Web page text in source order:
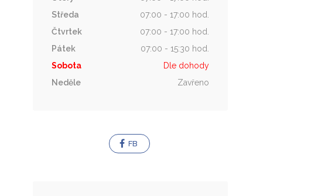
Středa
07:00 - 17:00 hod.
Čtvrtek
07:00 - 17:00 hod.
Pátek
07:00 - 15:30 hod.
Sobota
Dle dohody
Neděle
Zavřeno
FB